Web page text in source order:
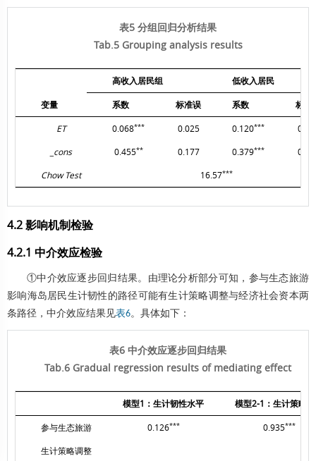
表5 分组回归分析结果
Tab.5 Grouping analysis results
变量
高收入居民组 低收入居民
系数 标准误 系数 标准
ET 0.068*** 0.025 0.120***
_cons 0.455** 0.177 0.379***
Chow Test 16.57***
4.2 影响机制检验
4.2.1 中介效应检验
①中介效应逐步回归结果。由理论分析部分可知，参与生态旅游
影响海岛居民生计韧性的路径可能有生计策略调整与经济社会资本两
条路径，中介效应结果见表6。具体如下：
表6 中介效应逐步回归结果
Tab.6 Gradual regression results of mediating effect
模型1：生计韧性水平 模型2-1：生计策略
参与生态旅游 0.126*** 0.935***
生计策略调整